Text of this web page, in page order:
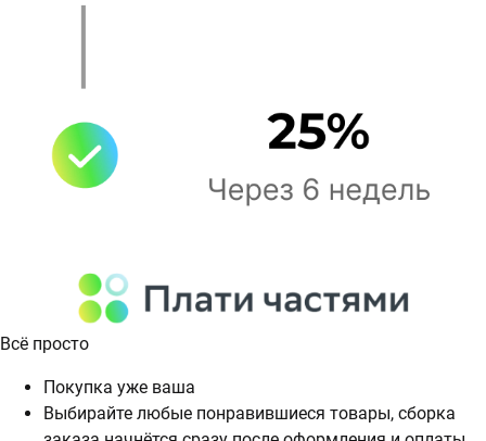
Всё просто
Покупка уже ваша
Выбирайте любые понравившиеся товары, сборка